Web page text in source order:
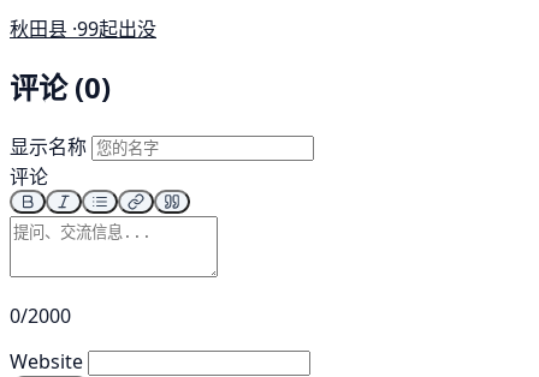
秋田县 ·99起出没
评论 (0)
显示名称
评论
0/2000
Website